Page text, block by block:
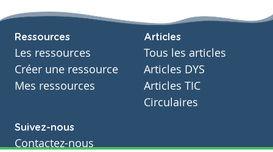
Ressources
Les ressources
Créer une ressource
Mes ressources
Articles
Tous les articles
Articles DYS
Articles TIC
Circulaires
Suivez-nous
Contactez-nous